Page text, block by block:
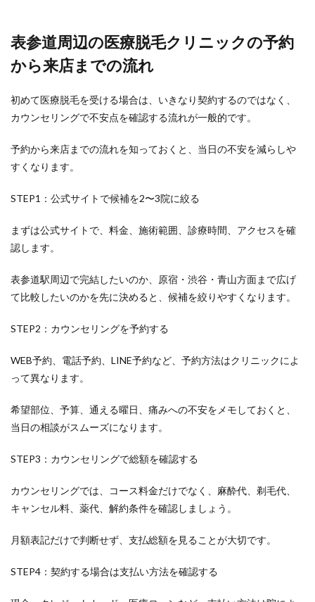
表参道周辺の医療脱毛クリニックの予約
から来店までの流れ
初めて医療脱毛を受ける場合は、いきなり契約するのではなく、
カウンセリングで不安点を確認する流れが一般的です。
予約から来店までの流れを知っておくと、当日の不安を減らしや
すくなります。
STEP1：公式サイトで候補を2〜3院に絞る
まずは公式サイトで、料金、施術範囲、診療時間、アクセスを確
認します。
表参道駅周辺で完結したいのか、原宿・渋谷・青山方面まで広げ
て比較したいのかを先に決めると、候補を絞りやすくなります。
STEP2：カウンセリングを予約する
WEB予約、電話予約、LINE予約など、予約方法はクリニックによ
って異なります。
希望部位、予算、通える曜日、痛みへの不安をメモしておくと、
当日の相談がスムーズになります。
STEP3：カウンセリングで総額を確認する
カウンセリングでは、コース料金だけでなく、麻酔代、剃毛代、
キャンセル料、薬代、解約条件を確認しましょう。
月額表記だけで判断せず、支払総額を見ることが大切です。
STEP4：契約する場合は支払い方法を確認する